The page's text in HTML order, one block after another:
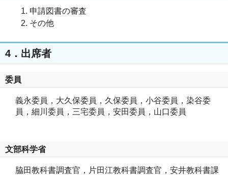
申請図書の審査
その他
4．出席者
委員
義永委員，大久保委員，久保委員，小谷委員，染谷委
員，細川委員，三宅委員，安田委員，山口委員
文部科学省
脇田教科書調査官，片田江教科書調査官，安井教科書課